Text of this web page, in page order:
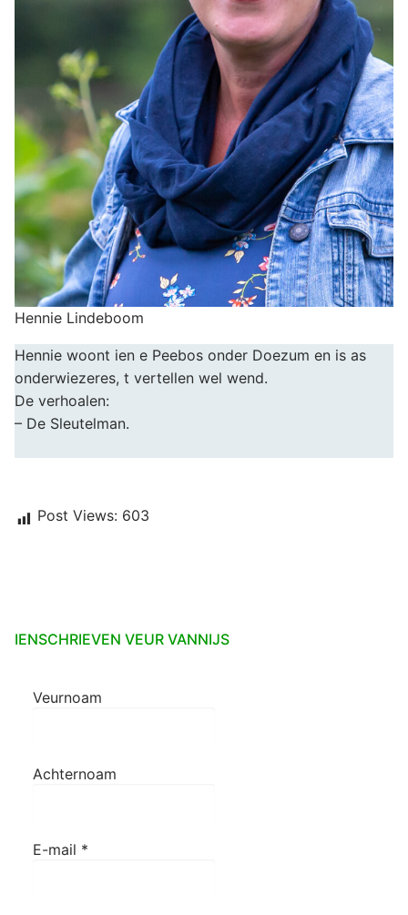
Hennie Lindeboom
Hennie woont ien e Peebos onder Doezum en is as
onderwiezeres, t vertellen wel wend.
De verhoalen:
– De Sleutelman.
Post Views: 603
IENSCHRIEVEN VEUR VANNIJS
Veurnoam
Achternoam
E-mail *